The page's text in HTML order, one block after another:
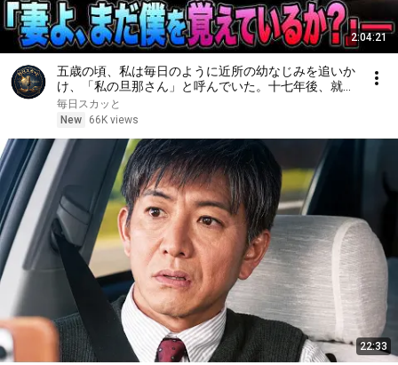
2:04:21
五歳の頃、私は毎日のように近所の幼なじみを追いか
け、「私の旦那さん」と呼んでいた。十七年後、就職
面接で社長室へ入ると、彼は私を見て微笑んだ。「妻
よ、まだ僕を覚えているか？」――
毎日スカッと
New
66K views
22:33